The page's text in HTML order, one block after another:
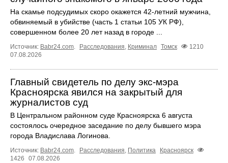
На скамье подсудимых скоро окажется 42-летний мужчина,
обвиняемый в убийстве (часть 1 статьи 105 УК РФ),
совершенном более 20 лет назад в городе ...
Источник: Babr24.com. Расследования, Криминал Томск
1210
07.08.2026
Главный свидетель по делу экс-мэра
Красноярска явился на закрытый для
журналистов суд
В Центральном районном суде Красноярска 6 августа
состоялось очередное заседание по делу бывшего мэра
города Владислава Логинова.
Источник: Babr24.com. Расследования, Политика
Красноярск
1426
07.08.2026